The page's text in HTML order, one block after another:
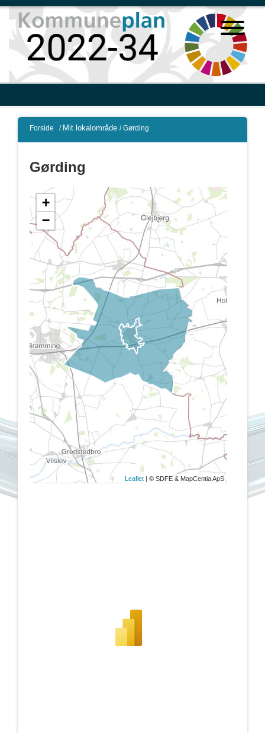
Forside / Mit lokalområde / Gørding
Gørding
+
−
Leaflet | © SDFE & MapCentia ApS